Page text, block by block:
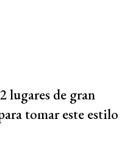
lugares de gran
tomar este estilo